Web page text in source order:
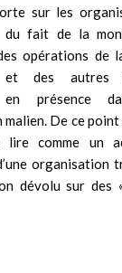
sur les
du fait de la
opérations de
et des autres
en présence
De ce point
comme un
organisation
dévolu sur des